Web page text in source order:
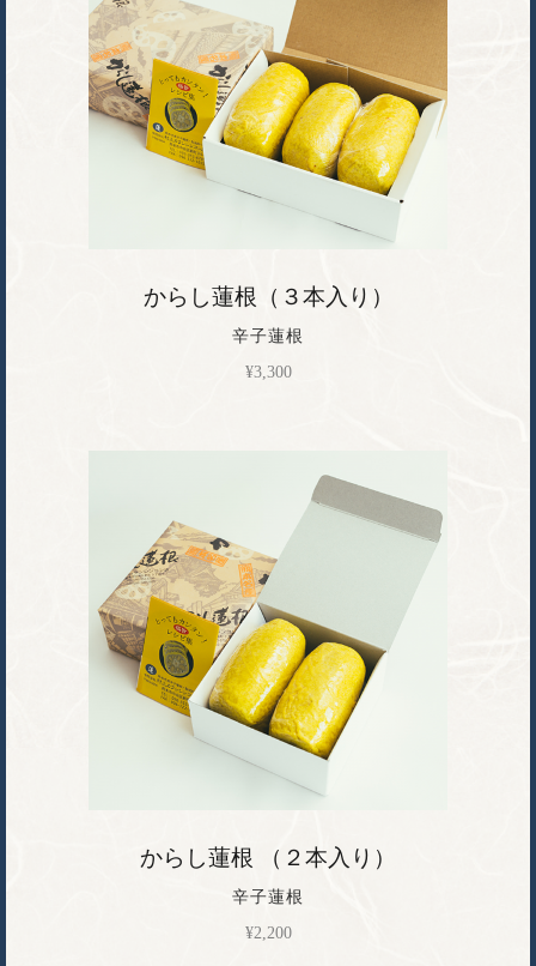
からし蓮根（３本入り）
辛子蓮根
¥3,300
からし蓮根 （２本入り）
辛子蓮根
¥2,200